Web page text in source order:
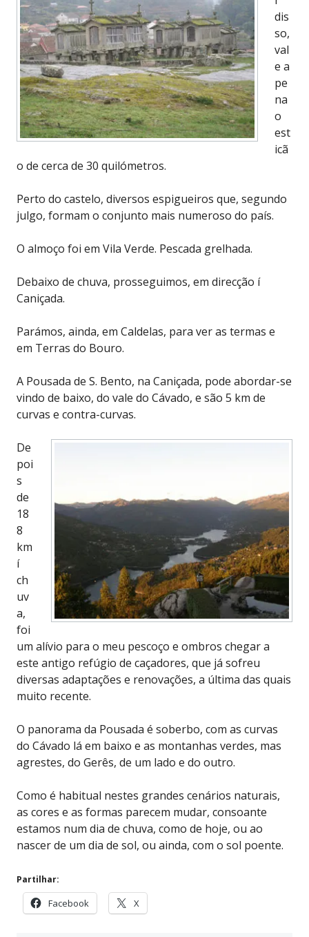
dis
so,
val
e a
pe
na
o
est
icã
o de cerca de 30 quilómetros.
Perto do castelo, diversos espigueiros que, segundo
julgo, formam o conjunto mais numeroso do país.
O almoço foi em Vila Verde. Pescada grelhada.
Debaixo de chuva, prosseguimos, em direcção í
Caniçada.
Parámos, ainda, em Caldelas, para ver as termas e
em Terras do Bouro.
A Pousada de S. Bento, na Caniçada, pode abordar-se
vindo de baixo, do vale do Cávado, e são 5 km de
curvas e contra-curvas.
De
poi
s
de
18
8
km
í
ch
uv
a,
foi
um alívio para o meu pescoço e ombros chegar a
este antigo refúgio de caçadores, que já sofreu
diversas adaptações e renovações, a última das quais
muito recente.
O panorama da Pousada é soberbo, com as curvas
do Cávado lá em baixo e as montanhas verdes, mas
agrestes, do Gerês, de um lado e do outro.
Como é habitual nestes grandes cenários naturais,
as cores e as formas parecem mudar, consoante
estamos num dia de chuva, como de hoje, ou ao
nascer de um dia de sol, ou ainda, com o sol poente.
Partilhar:
Facebook X